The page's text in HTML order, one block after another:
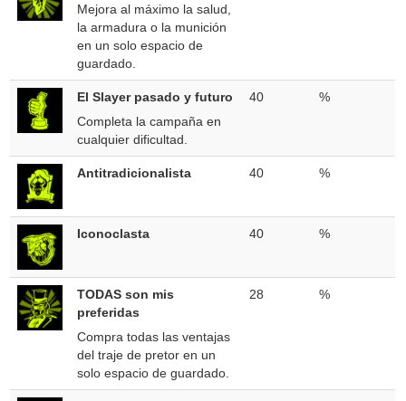
Mejora al máximo la salud,
la armadura o la munición
en un solo espacio de
guardado.
El Slayer pasado y futuro
Completa la campaña en
cualquier dificultad.
40 %
Antitradicionalista 40 %
Iconoclasta 40 %
TODAS son mis
preferidas
Compra todas las ventajas
del traje de pretor en un
solo espacio de guardado.
28 %